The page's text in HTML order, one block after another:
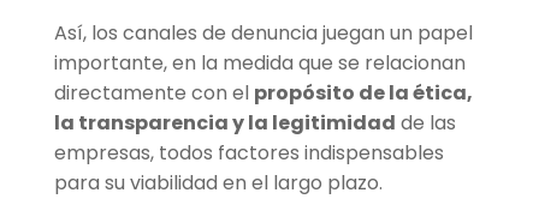
Así, los canales de denuncia juegan un papel
importante, en la medida que se relacionan
directamente con el propósito de la ética,
la transparencia y la legitimidad de las
empresas, todos factores indispensables
para su viabilidad en el largo plazo.